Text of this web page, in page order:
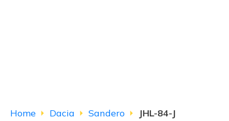
Home Dacia Sandero JHL-84-J